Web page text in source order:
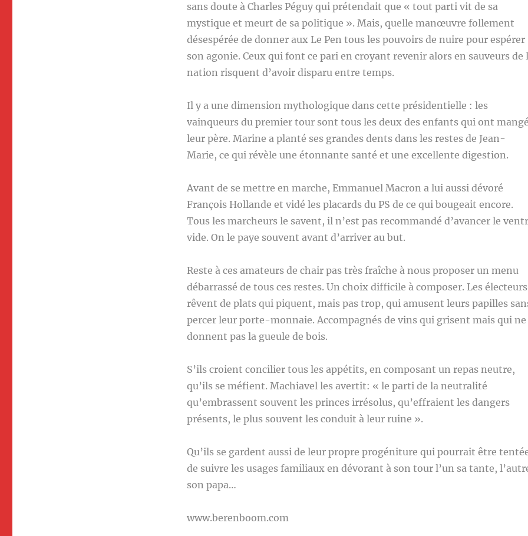
sans doute à Charles Péguy qui prétendait que « tout parti vit de sa
mystique et meurt de sa politique ». Mais, quelle manœuvre follement
désespérée de donner aux Le Pen tous les pouvoirs de nuire pour espérer
son agonie. Ceux qui font ce pari en croyant revenir alors en sauveurs de
nation risquent d’avoir disparu entre temps.
Il y a une dimension mythologique dans cette présidentielle : les
vainqueurs du premier tour sont tous les deux des enfants qui ont
leur père. Marine a planté ses grandes dents dans les restes de Jean-
Marie, ce qui révèle une étonnante santé et une excellente digestion.
Avant de se mettre en marche, Emmanuel Macron a lui aussi dévoré
François Hollande et vidé les placards du PS de ce qui bougeait encore.
Tous les marcheurs le savent, il n’est pas recommandé d’avancer le
vide. On le paye souvent avant d’arriver au but.
Reste à ces amateurs de chair pas très fraîche à nous proposer un menu
débarrassé de tous ces restes. Un choix difficile à composer. Les électeurs
rêvent de plats qui piquent, mais pas trop, qui amusent leurs papilles
percer leur porte-monnaie. Accompagnés de vins qui grisent mais qui ne
donnent pas la gueule de bois.
S’ils croient concilier tous les appétits, en composant un repas neutre,
qu’ils se méfient. Machiavel les avertit: « le parti de la neutralité
qu’embrassent souvent les princes irrésolus, qu’effraient les dangers
présents, le plus souvent les conduit à leur ruine ».
Qu’ils se gardent aussi de leur propre progéniture qui pourrait être
de suivre les usages familiaux en dévorant à son tour l’un sa tante,
son papa…
www.berenboom.com